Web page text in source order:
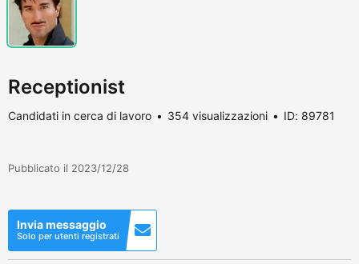
Receptionist
Candidati in cerca di lavoro 354 visualizzazioni ID: 89781
Pubblicato il 2023/12/28
Invia messaggio
Solo per utenti registrati